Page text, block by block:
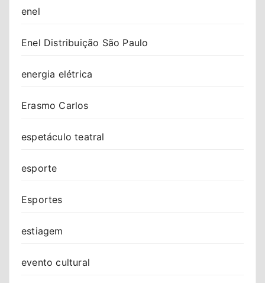
enel
Enel Distribuição São Paulo
energia elétrica
Erasmo Carlos
espetáculo teatral
esporte
Esportes
estiagem
evento cultural